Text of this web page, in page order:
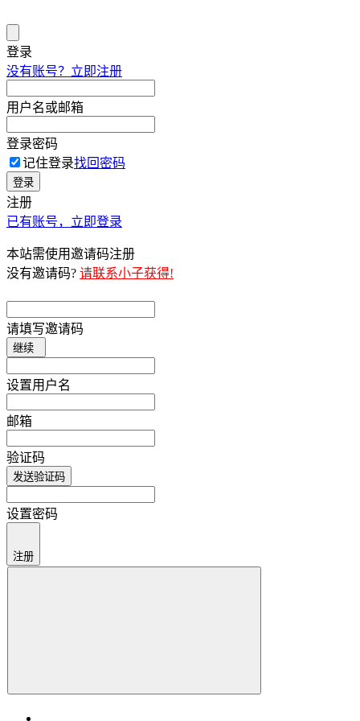
登录
没有账号？立即注册
用户名或邮箱
登录密码
记住登录找回密码
登录
注册
已有账号，立即登录
本站需使用邀请码注册
没有邀请码? 请联系小子获得!
请填写邀请码
继续
设置用户名
邮箱
验证码
发送验证码
设置密码
注册